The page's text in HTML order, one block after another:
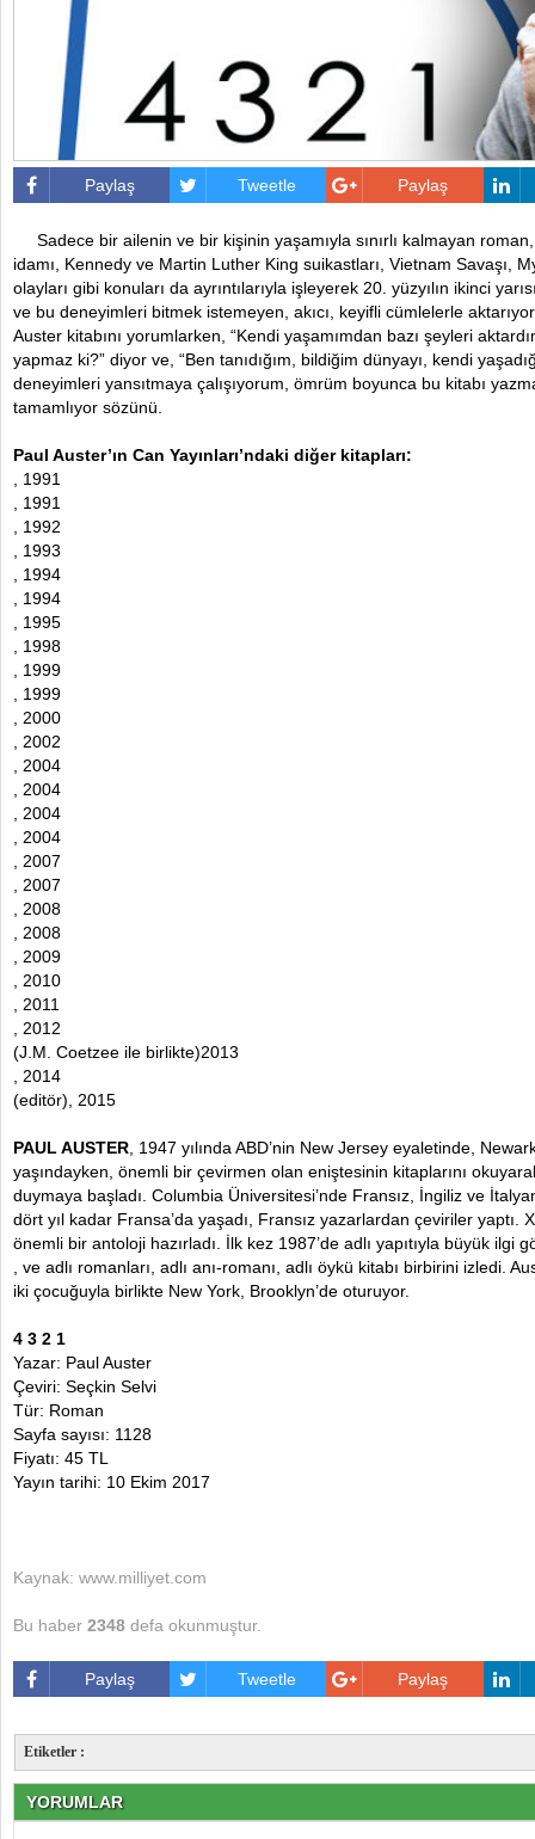
Paylaş Tweetle Paylaş
Sadece bir ailenin ve bir kişinin yaşamıyla sınırlı kalmayan
idamı, Kennedy ve Martin Luther King suikastları, Vietnam Savaşı,
olayları gibi konuları da ayrıntılarıyla işleyerek 20. yüzyılın ikinci
ve bu deneyimleri bitmek istemeyen, akıcı, keyifli cümlelerle
Auster kitabını yorumlarken, “Kendi yaşamımdan bazı şeyleri
yapmaz ki?” diyor ve, “Ben tanıdığım, bildiğim dünyayı, kendi
deneyimleri yansıtmaya çalışıyorum, ömrüm boyunca bu kitabı
tamamlıyor sözünü.
Paul Auster’ın Can Yayınları’ndaki diğer kitapları:
, 1991
, 1991
, 1992
, 1993
, 1994
, 1994
, 1995
, 1998
, 1999
, 1999
, 2000
, 2002
, 2004
, 2004
, 2004
, 2004
, 2007
, 2007
, 2008
, 2008
, 2009
, 2010
, 2011
, 2012
(J.M. Coetzee ile birlikte)2013
, 2014
(editör), 2015
PAUL AUSTER , 1947 yılında ABD’nin New Jersey eyaletinde,
yaşındayken, önemli bir çevirmen olan eniştesinin kitaplarını
duymaya başladı. Columbia Üniversitesi’nde Fransız, İngiliz ve
dört yıl kadar Fransa’da yaşadı, Fransız yazarlardan çeviriler yaptı.
önemli bir antoloji hazırladı. İlk kez 1987’de adlı yapıtıyla büyük ilgi
, ve adlı romanları, adlı anı-romanı, adlı öykü kitabı birbirini izledi.
iki çocuğuyla birlikte New York, Brooklyn’de oturuyor.
4 3 2 1
Yazar: Paul Auster
Çeviri: Seçkin Selvi
Tür: Roman
Sayfa sayısı: 1128
Fiyatı: 45 TL
Yayın tarihi: 10 Ekim 2017
Kaynak: www.milliyet.com
Bu haber 2348 defa okunmuştur.
Paylaş Tweetle Paylaş
Etiketler :
YORUMLAR